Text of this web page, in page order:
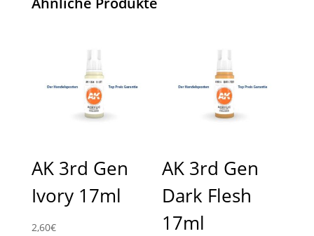
AK 3rd Gen
Ivory 17ml
2,60€
AK 3rd Gen
Dark Flesh
17ml